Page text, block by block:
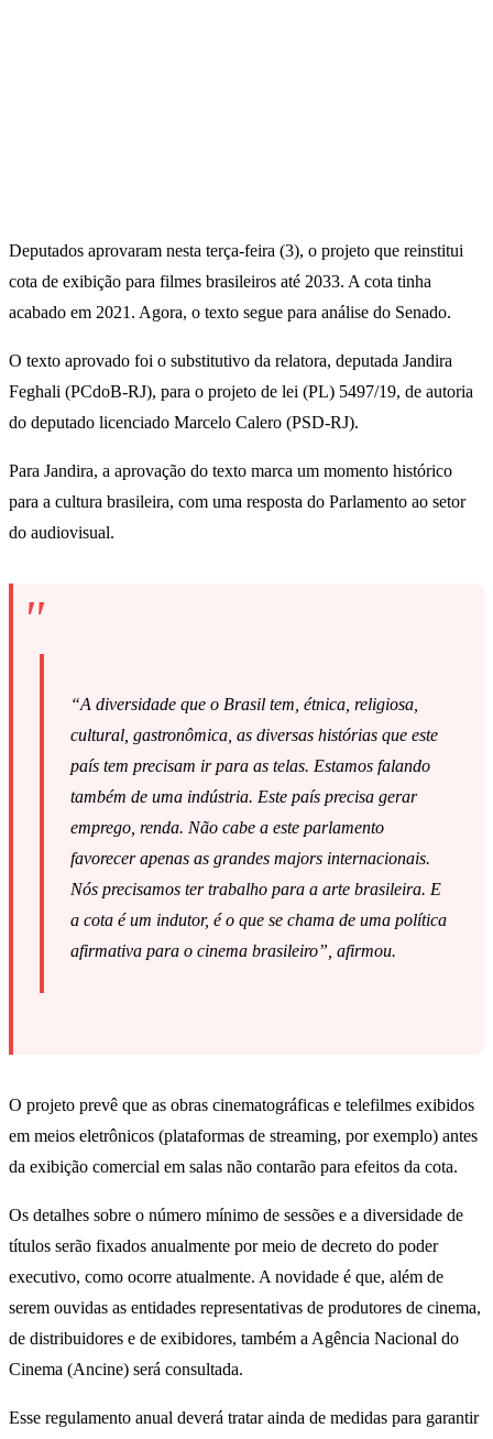
Deputados aprovaram nesta terça-feira (3), o projeto que reinstitui
cota de exibição para filmes brasileiros até 2033. A cota tinha
acabado em 2021. Agora, o texto segue para análise do Senado.
O texto aprovado foi o substitutivo da relatora, deputada Jandira
Feghali (PCdoB-RJ), para o projeto de lei (PL) 5497/19, de autoria
do deputado licenciado Marcelo Calero (PSD-RJ).
Para Jandira, a aprovação do texto marca um momento histórico
para a cultura brasileira, com uma resposta do Parlamento ao setor
do audiovisual.
“A diversidade que o Brasil tem, étnica, religiosa,
cultural, gastronômica, as diversas histórias que este
país tem precisam ir para as telas. Estamos falando
também de uma indústria. Este país precisa gerar
emprego, renda. Não cabe a este parlamento
favorecer apenas as grandes majors internacionais.
Nós precisamos ter trabalho para a arte brasileira. E
a cota é um indutor, é o que se chama de uma política
afirmativa para o cinema brasileiro”, afirmou.
O projeto prevê que as obras cinematográficas e telefilmes exibidos
em meios eletrônicos (plataformas de streaming, por exemplo) antes
da exibição comercial em salas não contarão para efeitos da cota.
Os detalhes sobre o número mínimo de sessões e a diversidade de
títulos serão fixados anualmente por meio de decreto do poder
executivo, como ocorre atualmente. A novidade é que, além de
serem ouvidas as entidades representativas de produtores de cinema,
de distribuidores e de exibidores, também a Agência Nacional do
Cinema (Ancine) será consultada.
Esse regulamento anual deverá tratar ainda de medidas para garantir